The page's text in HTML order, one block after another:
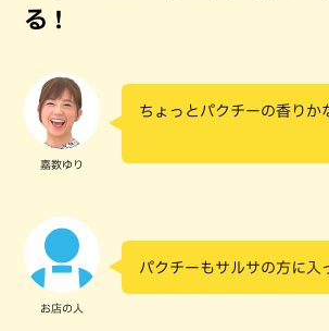
る！
嘉数ゆり
ちょっとパクチーの香りか
お店の人
パクチーもサルサの方に入